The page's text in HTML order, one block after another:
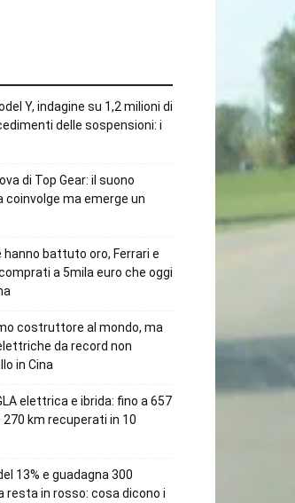
Y, indagine su 1,2 milioni di
delle sospensioni: i
di Top Gear: il suono
coinvolge ma emerge un
battuto oro, Ferrari e
a 5mila euro che oggi
costruttore al mondo, ma
da record non
in Cina
elettrica e ibrida: fino a 657
km recuperati in 10
13% e guadagna 300
resta in rosso: cosa dicono i